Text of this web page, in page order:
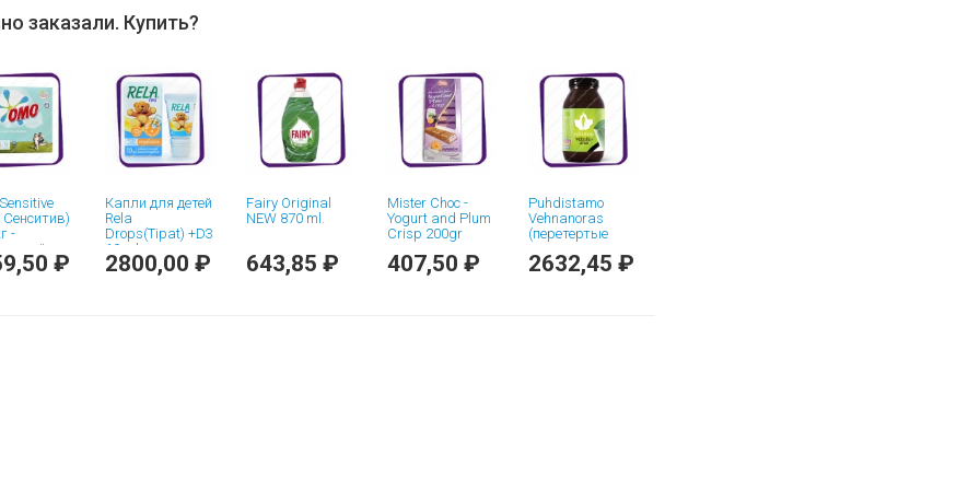
заказали. Купить?
-
₽
Капли для детей
Rela
Drops(Tipat) +D3
10 ml.
2800,00 ₽
Fairy Original
NEW 870 ml.
643,85 ₽
Mister Choc -
Yogurt and Plum
Crisp 200gr
407,50 ₽
Puhdistamo
Vehnanoras
(перетертые
пшеницы)
порошок - 120 гр
2632,45 ₽